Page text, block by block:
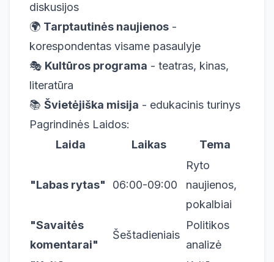
diskusijos
🌍 Tarptautinės naujienos -
korespondentas visame pasaulyje
🎭 Kultūros programa - teatras, kinas,
literatūra
📚 Švietėjiška misija - edukacinis turinys
Pagrindinės Laidos:
Laida
Laikas Tema
"Labas rytas" 06:00-09:00
Ryto
naujienos,
pokalbiai
"Savaitės
komentarai"
Šeštadieniais
Politikos
analizė